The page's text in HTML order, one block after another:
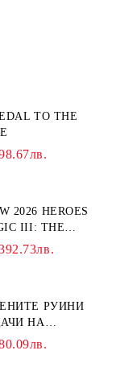
TO THE
2026 HEROES
III: THE
-
РУИНИ
КАРТИ